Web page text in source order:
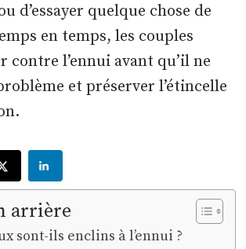
d’essayer quelque chose de
en temps, les couples
contre l’ennui avant qu’il ne
et préserver l’étincelle
arrière
sont-ils enclins à l’ennui ?